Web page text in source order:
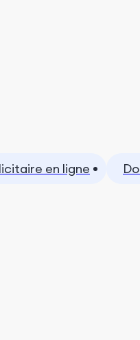
en ligne